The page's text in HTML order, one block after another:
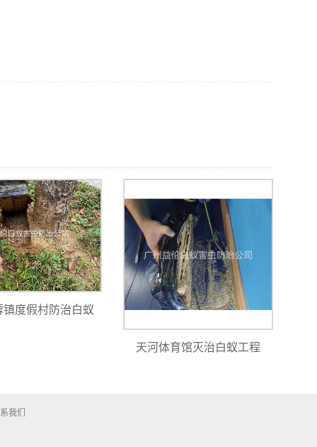
镇度假村防治白蚁
天河体育馆灭治白蚁工程
我们